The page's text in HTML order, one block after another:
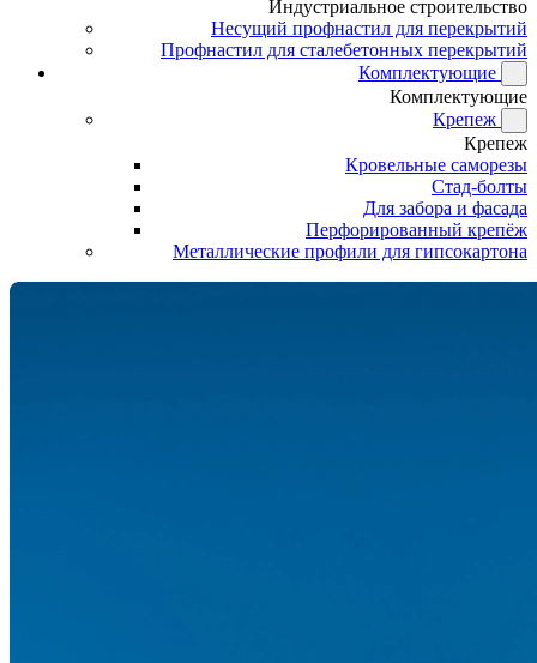
Индустриальное строительство
Несущий профнастил для перекрытий
Профнастил для сталебетонных перекрытий
Комплектующие
Комплектующие
Крепеж
Крепеж
Кровельные саморезы
Стад-болты
Для забора и фасада
Перфорированный крепёж
Металлические профили для гипсокартона